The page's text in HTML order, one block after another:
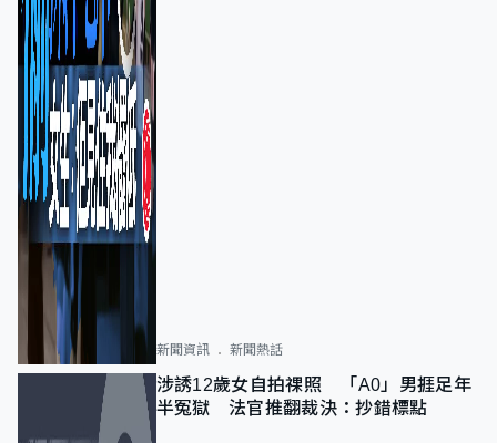
新聞資訊 新聞熱話
涉誘12歲女自拍祼照 「A0」男捱足年
半冤獄 法官推翻裁決：抄錯標點